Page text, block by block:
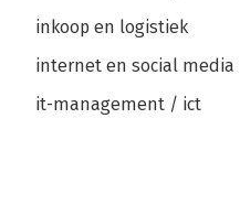
inkoop en logistiek
internet en social media
it-management / ict